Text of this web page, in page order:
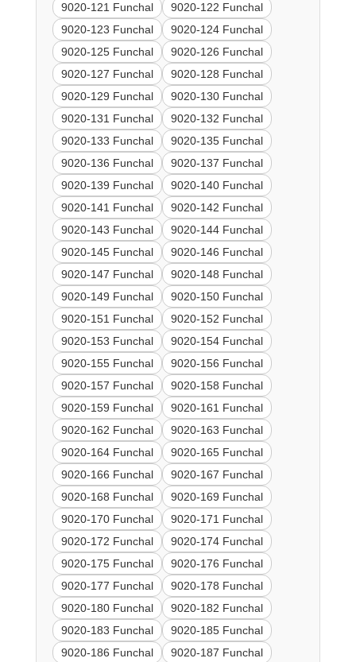
9020-121 Funchal
9020-122 Funchal
9020-123 Funchal
9020-124 Funchal
9020-125 Funchal
9020-126 Funchal
9020-127 Funchal
9020-128 Funchal
9020-129 Funchal
9020-130 Funchal
9020-131 Funchal
9020-132 Funchal
9020-133 Funchal
9020-135 Funchal
9020-136 Funchal
9020-137 Funchal
9020-139 Funchal
9020-140 Funchal
9020-141 Funchal
9020-142 Funchal
9020-143 Funchal
9020-144 Funchal
9020-145 Funchal
9020-146 Funchal
9020-147 Funchal
9020-148 Funchal
9020-149 Funchal
9020-150 Funchal
9020-151 Funchal
9020-152 Funchal
9020-153 Funchal
9020-154 Funchal
9020-155 Funchal
9020-156 Funchal
9020-157 Funchal
9020-158 Funchal
9020-159 Funchal
9020-161 Funchal
9020-162 Funchal
9020-163 Funchal
9020-164 Funchal
9020-165 Funchal
9020-166 Funchal
9020-167 Funchal
9020-168 Funchal
9020-169 Funchal
9020-170 Funchal
9020-171 Funchal
9020-172 Funchal
9020-174 Funchal
9020-175 Funchal
9020-176 Funchal
9020-177 Funchal
9020-178 Funchal
9020-180 Funchal
9020-182 Funchal
9020-183 Funchal
9020-185 Funchal
9020-186 Funchal
9020-187 Funchal